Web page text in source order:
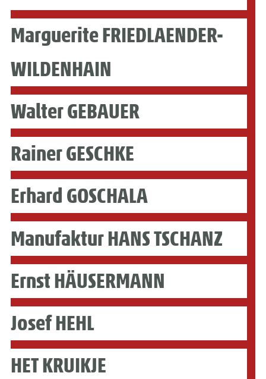
Marguerite FRIEDLAENDER-
WILDENHAIN
Walter GEBAUER
Rainer GESCHKE
Erhard GOSCHALA
Manufaktur HANS TSCHANZ
Ernst HÄUSERMANN
Josef HEHL
HET KRUIKJE